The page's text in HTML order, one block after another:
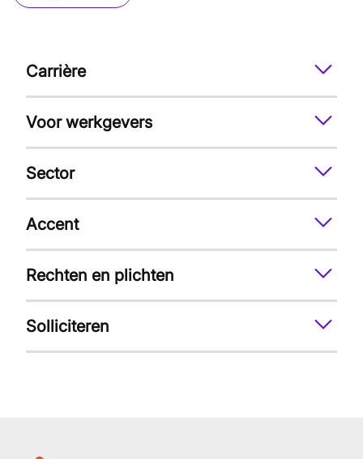
Carrière
Voor werkgevers
Sector
Accent
Rechten en plichten
Solliciteren